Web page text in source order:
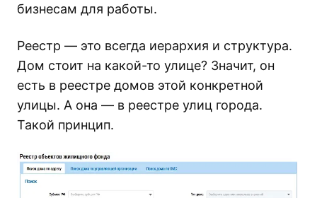
бизнесам для работы.
Реестр — это всегда иерархия и структура.
Дом стоит на какой-то улице? Значит, он
есть в реестре домов этой конкретной
улицы. А она — в реестре улиц города.
Такой принцип.